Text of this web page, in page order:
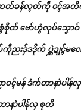
တ်ခန်လ္ၚတ်ကဵု ၀ၚ်အ
တ် ဗော်ဟွံလုပ်သၞော
ကဵုညးဒှ်ဒဒိုက် ပ္ဋဲဍုၚ်မ
ၚ်မန် ဒံက်တာနာဲပါန်
နာဲပါန်လှ စုတိ